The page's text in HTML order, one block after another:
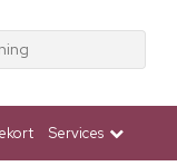
Services